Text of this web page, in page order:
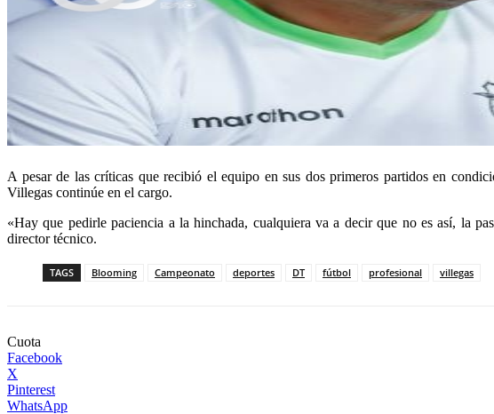
A pesar de las críticas que recibió el equipo en sus dos primeros partidos en
Villegas continúe en el cargo.
«Hay que pedirle paciencia a la hinchada, cualquiera va a decir que no es así, la
director técnico.
TAGS Blooming Campeonato deportes DT fútbol profesional villegas
Cuota
Facebook
X
Pinterest
WhatsApp